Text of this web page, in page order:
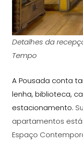
Detalhes da
Tempo
A Pousada conta
lenha, biblioteca,
estacionamento.
apartamentos está
Espaço